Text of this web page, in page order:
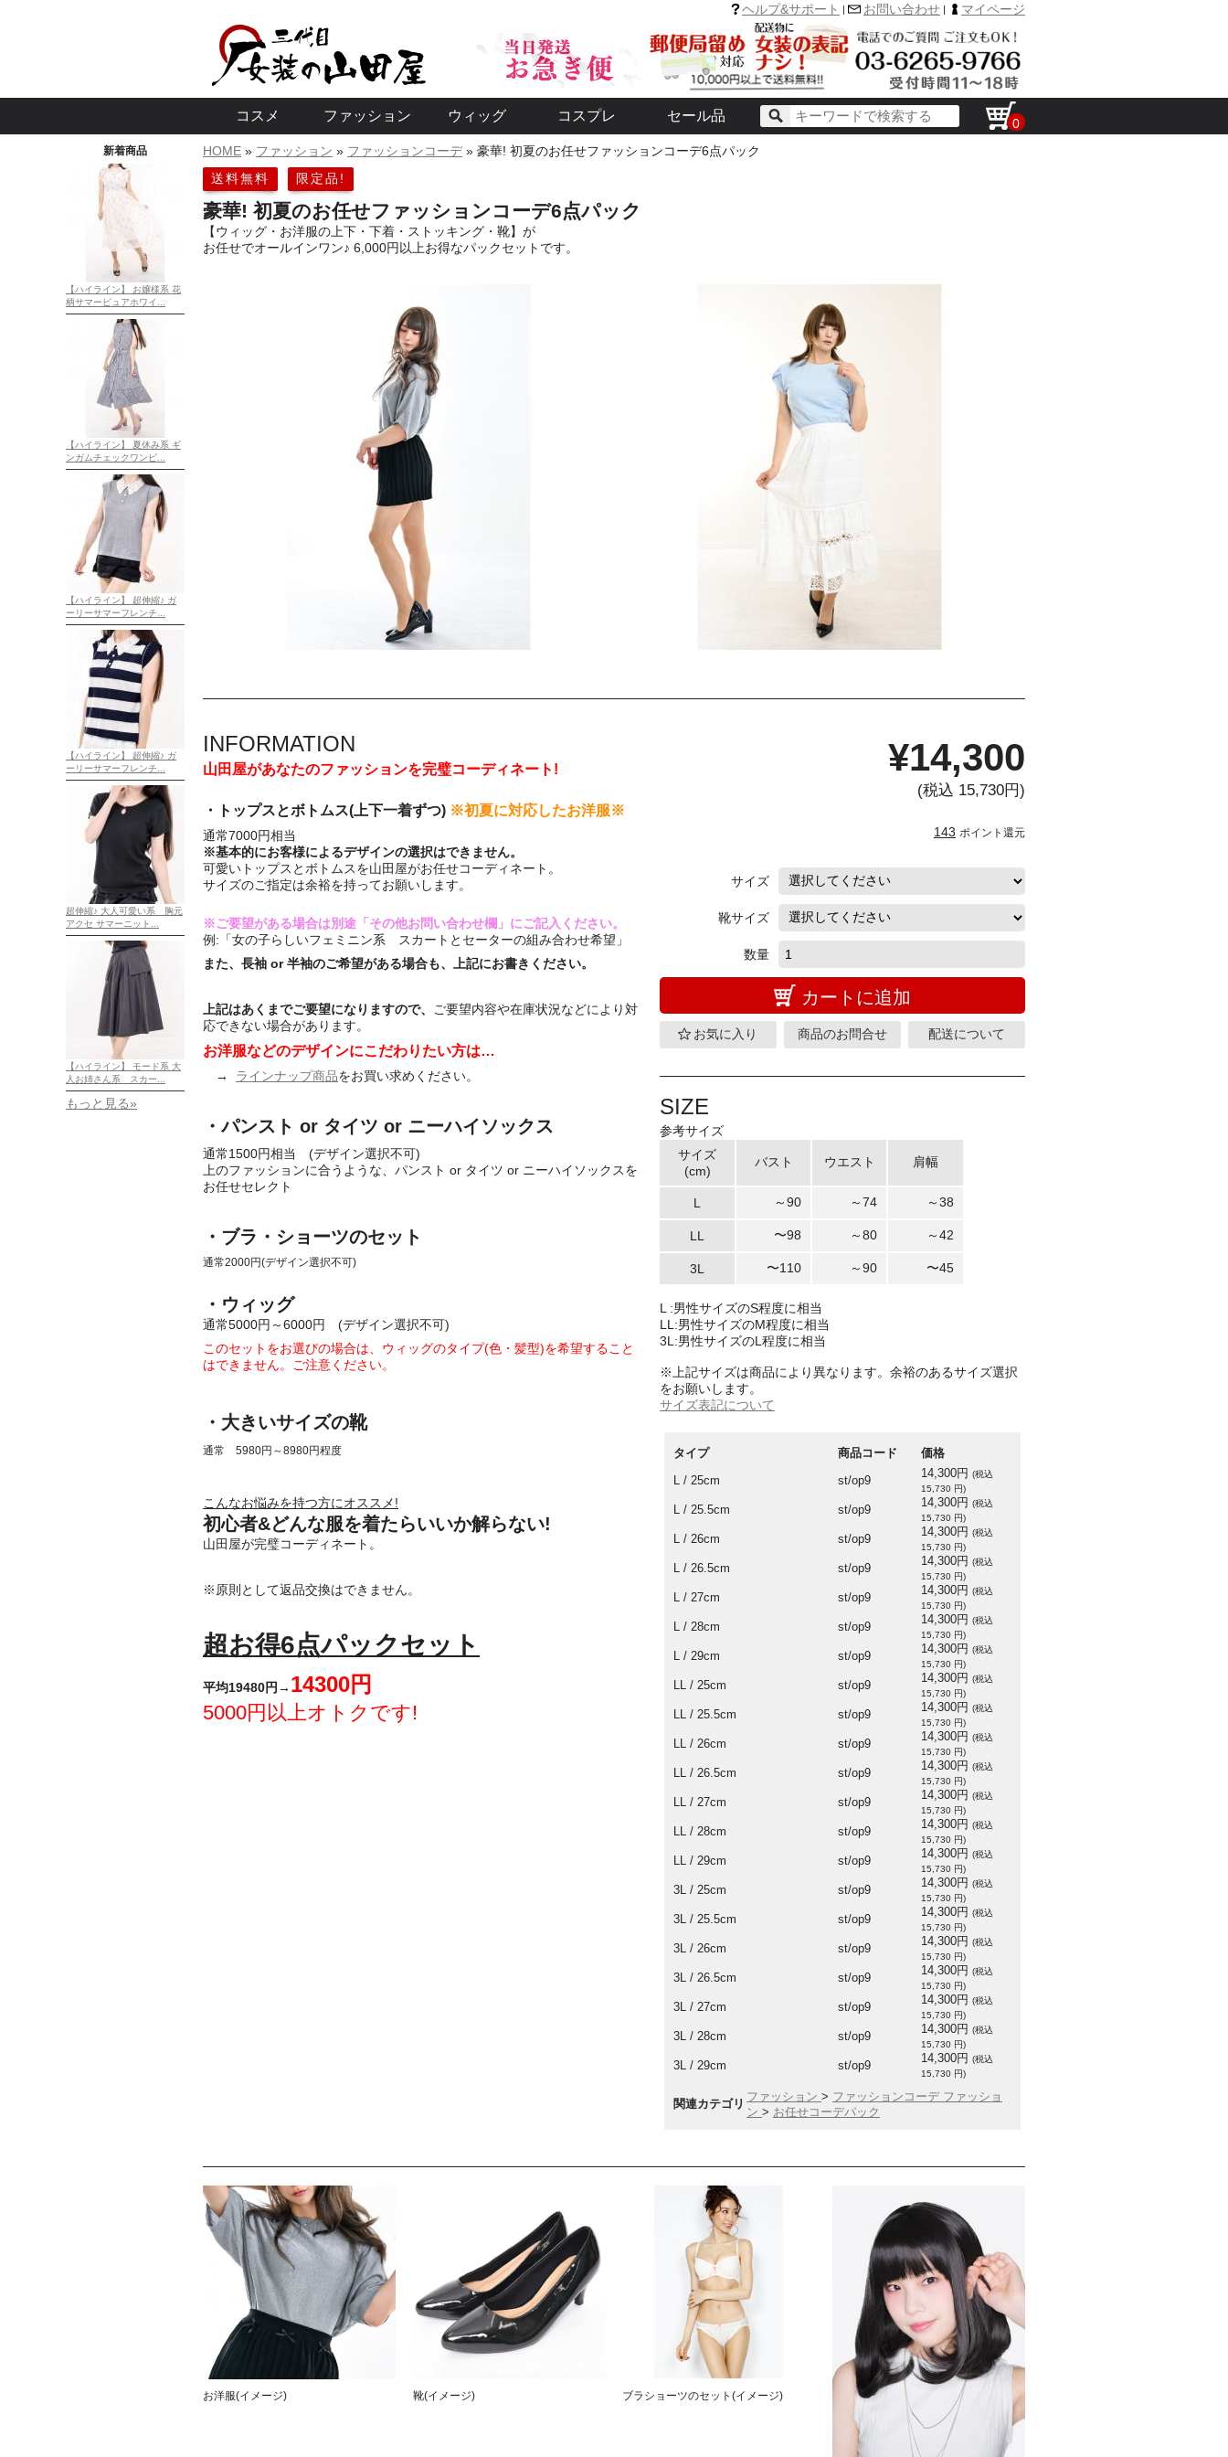
マイページ
|
お問い合わせ
|
ヘルプ&サポート
コスメ
メイクセット お悩み解決メイクセット
ベースメイク・ファンデ 化粧下地
ファンデーション
ヒゲ隠し・コンシーラー
メイクスポンジ・ブラシ
アイメイク つけまつげ
眉つぶし
アイブロウ
アイシャドウ
アイライナー
マスカラ
二重まぶた化粧品
フェイスカラー チーク
その他
スキンケア・クレンジング クレンジング(化粧落とし)
洗顔料・パック
化粧水
リップ
化粧直し
ネイル・除毛
その他
ファッション
お洋服 全ての商品
お任せコーデパック
ファッションコーデ
長袖お洋服
トップス
ボトムス
ワンピース
アウター
靴 -国内倉庫より即納!!- パンプス
ローファー
靴小物・アクセサリー
下着 【可愛いデザイン】 Aカップのメ
ブラ ショーツ セット
ブラパッド・シリコン疑似乳房
補整下着
キャミソール
その他
タイツ パンスト 超伸縮パンスト
ニーハイソックス
アクセサリー
女装便利アイテム
ウィッグ
DULA プレミアムウィッグ
ミドルラインWig -さっと被っ
スタンダードウィッグ
ロング
ミディアム
ショート
メンテナンスアイテム
コスプレ
JK制服アイテム
ドレス
メイド ロリータ
アニメ・その他
セール品
セット割対象商品 【緑のアイコ
セット割対象商品 【ピンクのア
0
新着商品
【ハイライン】 お嬢様系 花
柄サマーピュアホワイ...
【ハイライン】 夏休み系 ギ
ンガムチェックワンピ...
【ハイライン】 超伸縮♪ ガ
ーリーサマーフレンチ...
【ハイライン】 超伸縮♪ ガ
ーリーサマーフレンチ...
超伸縮♪ 大人可愛い系 胸元
アクセ サマーニット...
【ハイライン】 モード系 大
人お姉さん系 スカー...
もっと見る»
HOME » ファッション » ファッションコーデ» 豪華! 初夏のお任せファッションコーデ6点パック
送料無料
限定品!
豪華! 初夏のお任せファッションコーデ6点パック
【ウィッグ・お洋服の上下・下着・ストッキング・靴】が
お任せでオールインワン♪ 6,000円以上お得なパックセットです。
¥14,300
(税込 15,730円)
143 ポイント還元
サイズ
靴サイズ
数量
カートに追加
お気に入り 商品のお問合せ 配送について
SIZE
参考サイズ
サイズ
(cm)
バスト ウエスト 肩幅
L ～90 ～74 ～38
LL 〜98 ～80 ～42
3L 〜110 ～90 〜45
L :男性サイズのS程度に相当
LL:男性サイズのM程度に相当
3L:男性サイズのL程度に相当
※上記サイズは商品により異なります。余裕のあるサイズ選択
をお願いします。
サイズ表記について
タイプ 商品コード 価格
L / 25cm st/op9
14,300円 (税込
15,730 円)
L / 25.5cm st/op9
14,300円 (税込
15,730 円)
L / 26cm st/op9
14,300円 (税込
15,730 円)
L / 26.5cm st/op9
14,300円 (税込
15,730 円)
L / 27cm st/op9
14,300円 (税込
15,730 円)
L / 28cm st/op9
14,300円 (税込
15,730 円)
L / 29cm st/op9
14,300円 (税込
15,730 円)
LL / 25cm st/op9
14,300円 (税込
15,730 円)
LL / 25.5cm st/op9
14,300円 (税込
15,730 円)
LL / 26cm st/op9
14,300円 (税込
15,730 円)
LL / 26.5cm st/op9
14,300円 (税込
15,730 円)
LL / 27cm st/op9
14,300円 (税込
15,730 円)
LL / 28cm st/op9
14,300円 (税込
15,730 円)
LL / 29cm st/op9
14,300円 (税込
15,730 円)
3L / 25cm st/op9
14,300円 (税込
15,730 円)
3L / 25.5cm st/op9
14,300円 (税込
15,730 円)
3L / 26cm st/op9
14,300円 (税込
15,730 円)
3L / 26.5cm st/op9
14,300円 (税込
15,730 円)
3L / 27cm st/op9
14,300円 (税込
15,730 円)
3L / 28cm st/op9
14,300円 (税込
15,730 円)
3L / 29cm st/op9
14,300円 (税込
15,730 円)
関連カテゴリ
ファッション > ファッションコーデ ファッショ
ン > お任せコーデパック
INFORMATION
山田屋があなたのファッションを完璧コーディネート!
・トップスとボトムス(上下一着ずつ) ※初夏に対応したお洋服※
通常7000円相当
※基本的にお客様によるデザインの選択はできません。
可愛いトップスとボトムスを山田屋がお任せコーディネート。
サイズのご指定は余裕を持ってお願いします。
※ご要望がある場合は別途「その他お問い合わせ欄」にご記入ください。
例:「女の子らしいフェミニン系 スカートとセーターの組み合わせ希望」
また、長袖 or 半袖のご希望がある場合も、上記にお書きください。
上記はあくまでご要望になりますので、
ご要望内容や在庫状況などにより対
応できない場合があります。
お洋服などのデザインにこだわりたい方は…
→ ラインナップ商品をお買い求めください。
・パンスト or タイツ or ニーハイソックス
通常1500円相当 (デザイン選択不可)
上のファッションに合うような、パンスト or タイツ or ニーハイソックスを
お任せセレクト
・ブラ・ショーツのセット
通常2000円(デザイン選択不可)
・ウィッグ
通常5000円～6000円 (デザイン選択不可)
このセット をお選びの場合は、ウィッグのタイプ(色・髪型)を希望すること
はできません。ご注意ください。
・大きいサイズの靴
通常 5980円～8980円程度
こんなお悩みを持つ方にオススメ!
初心者&どんな服を着たらいいか解らない!
山田屋が完璧コーディネート。
※原則として返品交換はできません。
超お得6点パックセット
平均19480円→ 14300円
5000円以上オトクです!
お洋服(イメージ) 靴(イメージ) ブラショーツのセット(イメージ)